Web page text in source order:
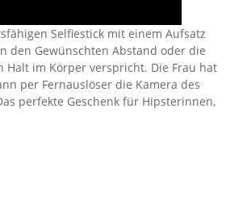
Selfiestick mit einem Aufsatz
den Gewünschten Abstand oder die
im Körper verspricht. Die Frau hat
per Fernauslöser die Kamera des
perfekte Geschenk für Hipsterinnen,